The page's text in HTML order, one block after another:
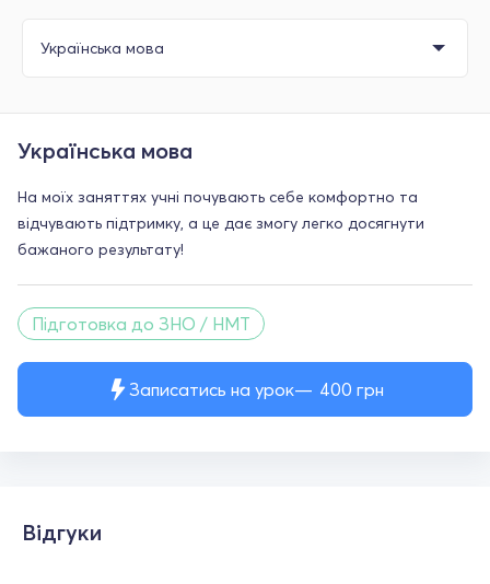
Записатись на урок 400 грн
Українська мова
На моїх заняттях учні почувають себе комфортно та
відчувають підтримку, а це дає змогу легко досягнути
бажаного результату!
Підготовка до ЗНО / НМТ
Відгуки